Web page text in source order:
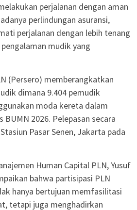
perjalanan dengan aman
perlindungan asuransi,
perjalanan dengan lebih tenang
mudik yang
(Persero) memberangkatkan
dimana 9.404 pemudik
moda kereta dalam
2026. Pelepasan secara
Pasar Senen, Jakarta pada
Human Capital PLN, Yusuf
bahwa partisipasi PLN
hanya bertujuan memfasilitasi
tetapi juga menghadirkan